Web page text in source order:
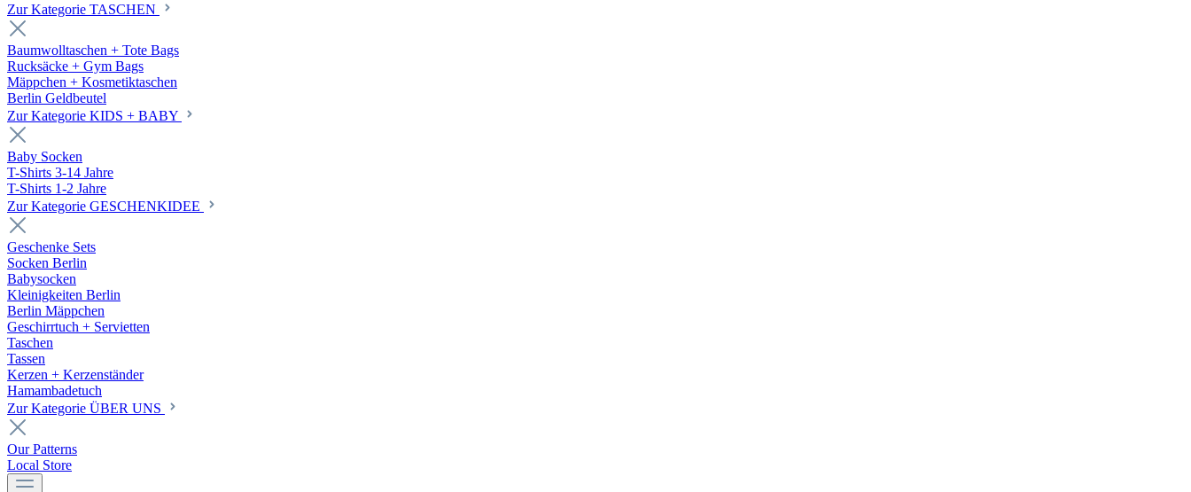
Zur Kategorie TASCHEN
Baumwolltaschen + Tote Bags
Rucksäcke + Gym Bags
Mäppchen + Kosmetiktaschen
Berlin Geldbeutel
Zur Kategorie KIDS + BABY
Baby Socken
T-Shirts 3-14 Jahre
T-Shirts 1-2 Jahre
Zur Kategorie GESCHENKIDEE
Geschenke Sets
Socken Berlin
Babysocken
Kleinigkeiten Berlin
Berlin Mäppchen
Geschirrtuch + Servietten
Taschen
Tassen
Kerzen + Kerzenständer
Hamambadetuch
Zur Kategorie ÜBER UNS
Our Patterns
Local Store